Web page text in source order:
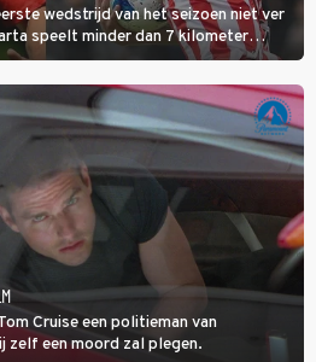
wedstrijd van het seizoen niet ver
speelt minder dan 7 kilometer
Spaanse spits Nacho Ferri aan van
Cruise een politieman van
een moord zal plegen.